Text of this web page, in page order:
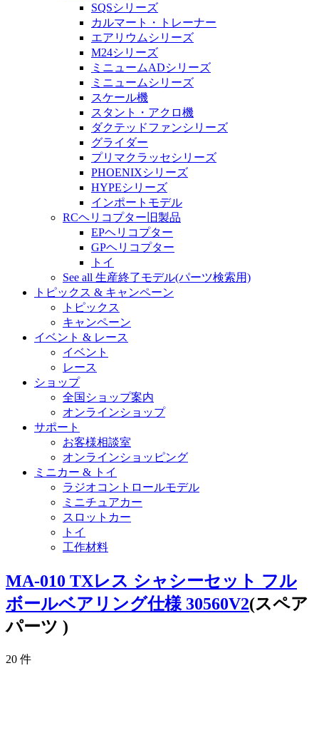
SQSシリーズ
カルマート・トレーナー
エアリウムシリーズ
M24シリーズ
ミニュームADシリーズ
ミニュームシリーズ
スケール機
スタント・アクロ機
ダクテッドファンシリーズ
グライダー
プリマクラッセシリーズ
PHOENIXシリーズ
HYPEシリーズ
インポートモデル
RCヘリコプター旧製品
EPヘリコプター
GPヘリコプター
トイ
See all 生産終了モデル(パーツ検索用)
トピックス & キャンペーン
トピックス
キャンペーン
イベント & レース
イベント
レース
ショップ
全国ショップ案内
オンラインショップ
サポート
お客様相談室
オンラインショッピング
ミニカー & トイ
ラジオコントロールモデル
ミニチュアカー
スロットカー
トイ
工作材料
MA-010 TXレス シャシーセット フル
ボールベアリング仕様 30560V2(スペア
パーツ )
20 件